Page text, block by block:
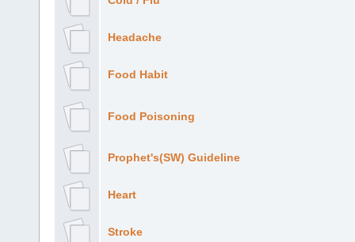
Headache
Food Habit
Food Poisoning
Prophet's(SW) Guideline
Heart
Stroke